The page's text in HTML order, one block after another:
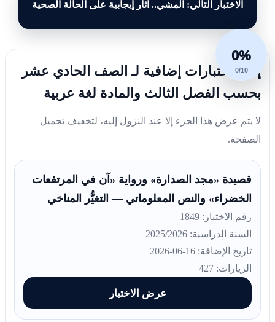
الاختبار التالي: المشي.. آثار إيجابية على الحالة الصحية
0%
0/10
إليك اختبارات إضافية لـ الصف الحادي عشر
بحسب الفصل الثالث والمادة لغة عربية
لا يتم عرض هذا الجزء إلا عند النزول إليه، لتخفيف تحميل
الصفحة.
قصيدة «مجد الصدارة» ورواية «آن في المرتفعات
الخضراء» والنص المعلوماتي — التغيُّر المناخي
رقم الاختبار: 1849
السنة الدراسية: 2025/2026
تاريخ الإضافة: 16-06-2026
الزيارات: 427
عرض الاختبار